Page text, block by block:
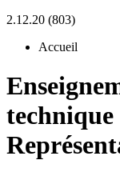
2.12.20 (803)
Accueil
technique